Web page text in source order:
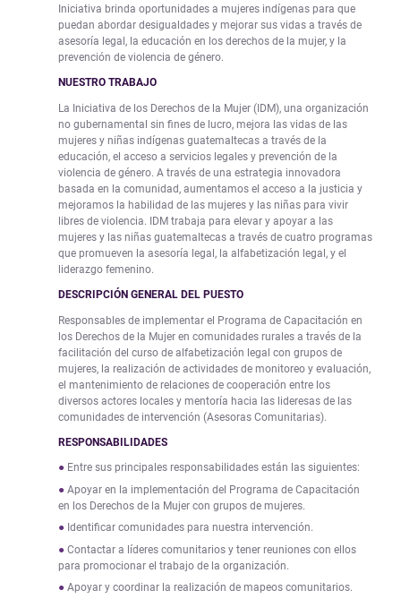
Iniciativa brinda oportunidades a mujeres indígenas para que
puedan abordar desigualdades y mejorar sus vidas a través de
asesoría legal, la educación en los derechos de la mujer, y la
prevención de violencia de género.
NUESTRO TRABAJO
La Iniciativa de los Derechos de la Mujer (IDM), una organización
no gubernamental sin fines de lucro, mejora las vidas de las
mujeres y niñas indígenas guatemaltecas a través de la
educación, el acceso a servicios legales y prevención de la
violencia de género. A través de una estrategia innovadora
basada en la comunidad, aumentamos el acceso a la justicia y
mejoramos la habilidad de las mujeres y las niñas para vivir
libres de violencia. IDM trabaja para elevar y apoyar a las
mujeres y las niñas guatemaltecas a través de cuatro programas
que promueven la asesoría legal, la alfabetización legal, y el
liderazgo femenino.
DESCRIPCIÓN GENERAL DEL PUESTO
Responsables de implementar el Programa de Capacitación en
los Derechos de la Mujer en comunidades rurales a través de la
facilitación del curso de alfabetización legal con grupos de
mujeres, la realización de actividades de monitoreo y evaluación,
el mantenimiento de relaciones de cooperación entre los
diversos actores locales y mentoría hacia las lideresas de las
comunidades de intervención (Asesoras Comunitarias).
RESPONSABILIDADES
Entre sus principales responsabilidades están las siguientes:
Apoyar en la implementación del Programa de Capacitación
en los Derechos de la Mujer con grupos de mujeres.
Identificar comunidades para nuestra intervención.
Contactar a líderes comunitarios y tener reuniones con ellos
para promocionar el trabajo de la organización.
Apoyar y coordinar la realización de mapeos comunitarios.